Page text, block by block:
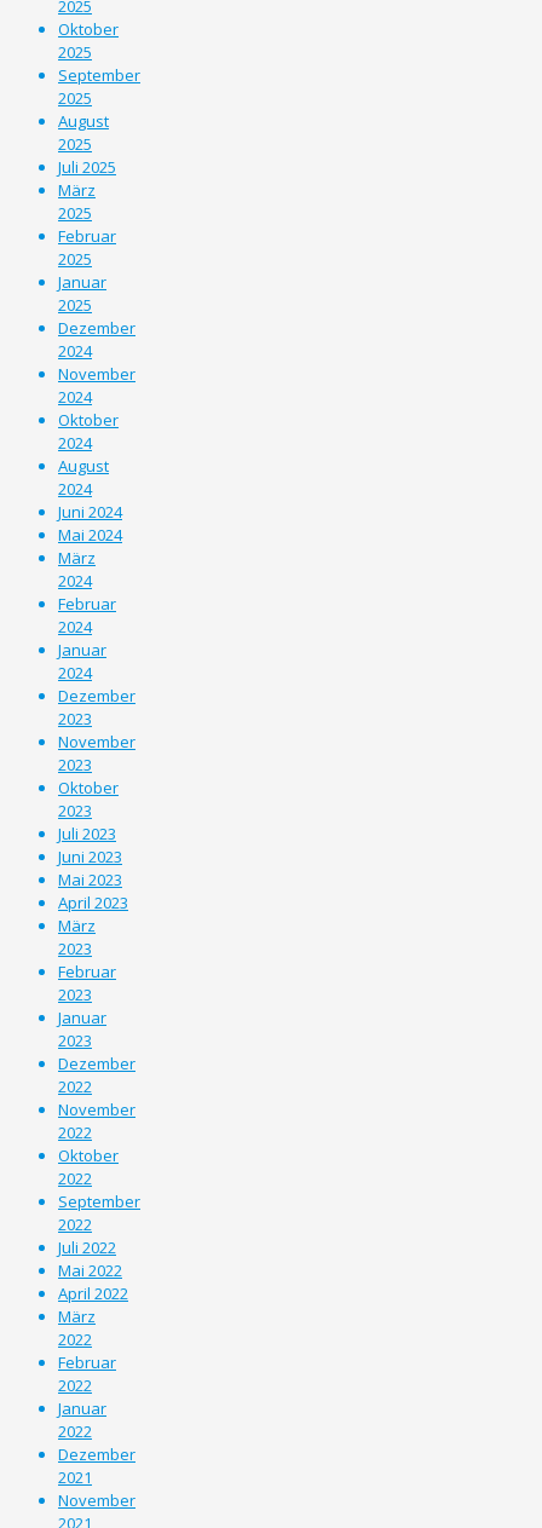
2025
Oktober
2025
September
2025
August
2025
Juli 2025
März
2025
Februar
2025
Januar
2025
Dezember
2024
November
2024
Oktober
2024
August
2024
Juni 2024
Mai 2024
März
2024
Februar
2024
Januar
2024
Dezember
2023
November
2023
Oktober
2023
Juli 2023
Juni 2023
Mai 2023
April 2023
März
2023
Februar
2023
Januar
2023
Dezember
2022
November
2022
Oktober
2022
September
2022
Juli 2022
Mai 2022
April 2022
März
2022
Februar
2022
Januar
2022
Dezember
2021
November
2021